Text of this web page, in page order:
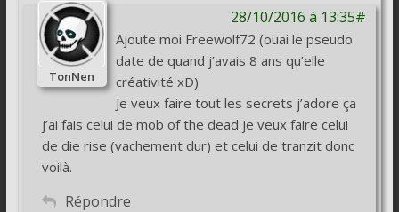
28/10/2016 à 13:35#
TonNen
Ajoute moi Freewolf72 (ouai le pseudo
date de quand j’avais 8 ans qu’elle
créativité xD)
Je veux faire tout les secrets j’adore ça
j’ai fais celui de mob of the dead je veux faire celui
de die rise (vachement dur) et celui de tranzit donc
voilà.
Répondre